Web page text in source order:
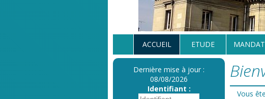
ACCUEIL ETUDE MANDAT
Dernière mise à jour :
08/08/2026
Identifiant :
Vous